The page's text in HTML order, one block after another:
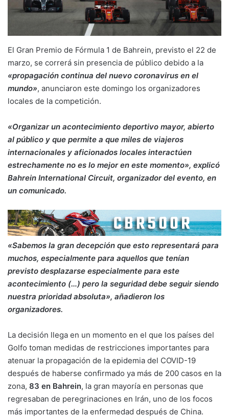
El Gran Premio de Fórmula 1 de Bahrein, previsto el 22 de
marzo, se correrá sin presencia de público debido a la
«propagación continua del nuevo coronavirus en el
mundo», anunciaron este domingo los organizadores
locales de la competición.
«Organizar un acontecimiento deportivo mayor, abierto
al público y que permite a que miles de viajeros
internacionales y aficionados locales interactúen
estrechamente no es lo mejor en este momento», explicó
Bahrein International Circuit, organizador del evento, en
un comunicado.
«Sabemos la gran decepción que esto representará para
muchos, especialmente para aquellos que tenían
previsto desplazarse especialmente para este
acontecimiento (…) pero la seguridad debe seguir siendo
nuestra prioridad absoluta», añadieron los
organizadores.
La decisión llega en un momento en el que los países del
Golfo toman medidas de restricciones importantes para
atenuar la propagación de la epidemia del COVID-19
después de haberse confirmado ya más de 200 casos en la
zona, 83 en Bahrein, la gran mayoría en personas que
regresaban de peregrinaciones en Irán, uno de los focos
más importantes de la enfermedad después de China.